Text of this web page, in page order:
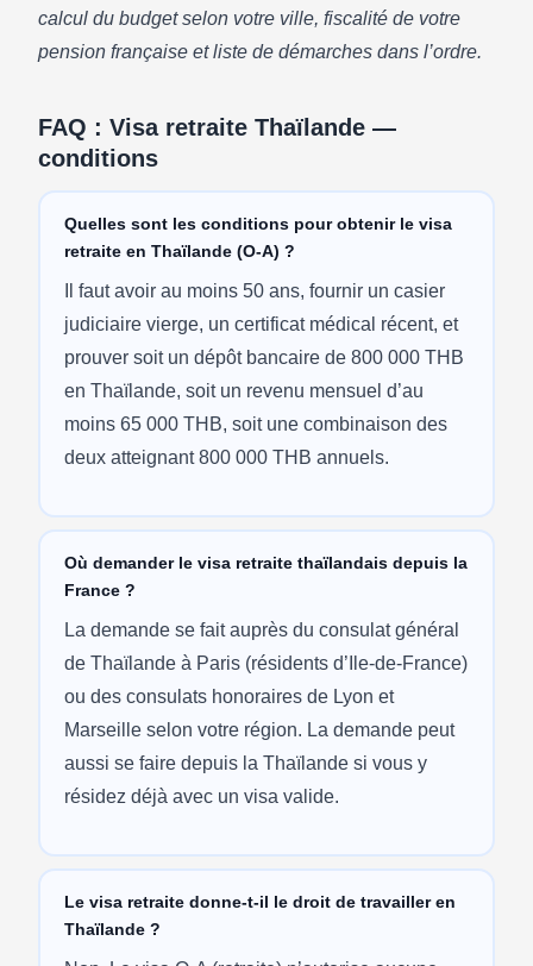
calcul du budget selon votre ville, fiscalité de votre
pension française et liste de démarches dans l’ordre.
FAQ : Visa retraite Thaïlande —
conditions
Quelles sont les conditions pour obtenir le visa
retraite en Thaïlande (O-A) ?
Il faut avoir au moins 50 ans, fournir un casier
judiciaire vierge, un certificat médical récent, et
prouver soit un dépôt bancaire de 800 000 THB
en Thaïlande, soit un revenu mensuel d’au
moins 65 000 THB, soit une combinaison des
deux atteignant 800 000 THB annuels.
Où demander le visa retraite thaïlandais depuis la
France ?
La demande se fait auprès du consulat général
de Thaïlande à Paris (résidents d’Ile-de-France)
ou des consulats honoraires de Lyon et
Marseille selon votre région. La demande peut
aussi se faire depuis la Thaïlande si vous y
résidez déjà avec un visa valide.
Le visa retraite donne-t-il le droit de travailler en
Thaïlande ?